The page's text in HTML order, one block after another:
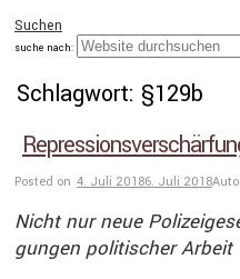
Suchen
suche nach:
Schlagwort: §129b
Posted on 4. Juli 20186. Juli 2018
Nicht nur neue
gungen politi­scher Arbeit